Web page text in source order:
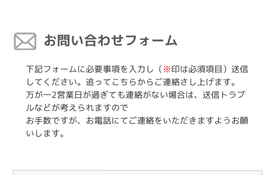
お問い合わせフォーム
下記フォームに必要事項を入力し（※印は必須項目）送信
してください。追ってこちらからご連絡さし上げます。
万が一2営業日が過ぎても連絡がない場合は、送信トラブ
ルなどが考えられますので
お手数ですが、お電話にてご連絡をいただきますようお願
いします。